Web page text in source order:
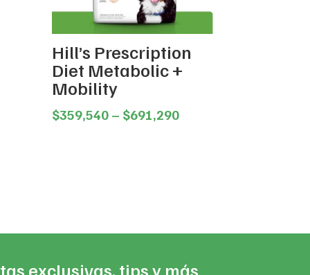
Hill’s Prescription
Diet Metabolic +
Mobility
$359,540 – $691,290Price
exclusivas, tips y más.